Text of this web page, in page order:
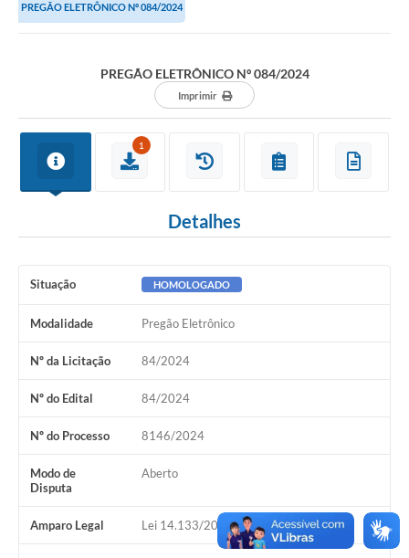
Galeria de Fotos
Ouvidoria
Arquivos para Download
Carta de Serviços
Notícias
Obras
Galeria de Vídeos
Telefones Úteis
A Prefeitura
Enquete
PREGÃO ELETRÔNICO Nº 084/2024
PREGÃO ELETRÔNICO Nº 084/2024
Imprimir
1
Detalhes
Situação HOMOLOGADO
Modalidade Pregão Eletrônico
Nº da Licitação 84/2024
Nº do Edital 84/2024
Nº do Processo 8146/2024
Modo de
Disputa
Aberto
Amparo Legal Lei 14.133/2021, Art 28, I